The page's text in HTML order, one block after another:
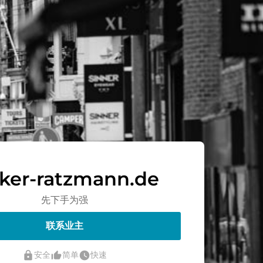
ratzmann.de
先下手为强
联系业主
lock安全thumb_up_alt简单watch_later快速